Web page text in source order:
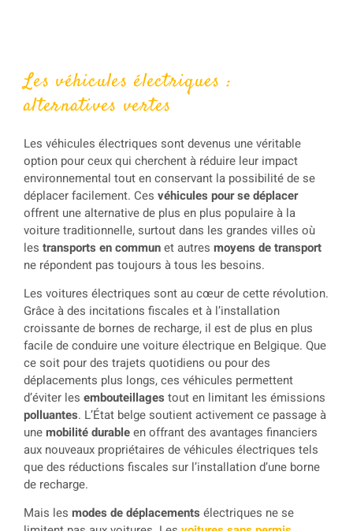
Les véhicules électriques :
alternatives vertes
Les véhicules électriques sont devenus une véritable
option pour ceux qui cherchent à réduire leur impact
environnemental tout en conservant la possibilité de se
déplacer facilement. Ces véhicules pour se déplacer
offrent une alternative de plus en plus populaire à la
voiture traditionnelle, surtout dans les grandes villes où
les transports en communet autres moyens de transport
ne répondent pas toujours à tous les besoins.
Les voitures électriques sont au cœur de cette révolution.
Grâce à des incitations fiscales et à l’installation
croissante de bornes de recharge, il est de plus en plus
facile de conduire une voiture électrique en Belgique. Que
ce soit pour des trajets quotidiens ou pour des
déplacements plus longs, ces véhicules permettent
d’éviter les embouteillages tout en limitant les émissions
polluantes. L’État belge soutient activement ce passage à
unemobilité durableen offrant des avantages financiers
aux nouveaux propriétaires de véhicules électriques tels
que des réductions fiscales sur l’installation d’une borne
de recharge.
Mais les modes de déplacements électriques ne se